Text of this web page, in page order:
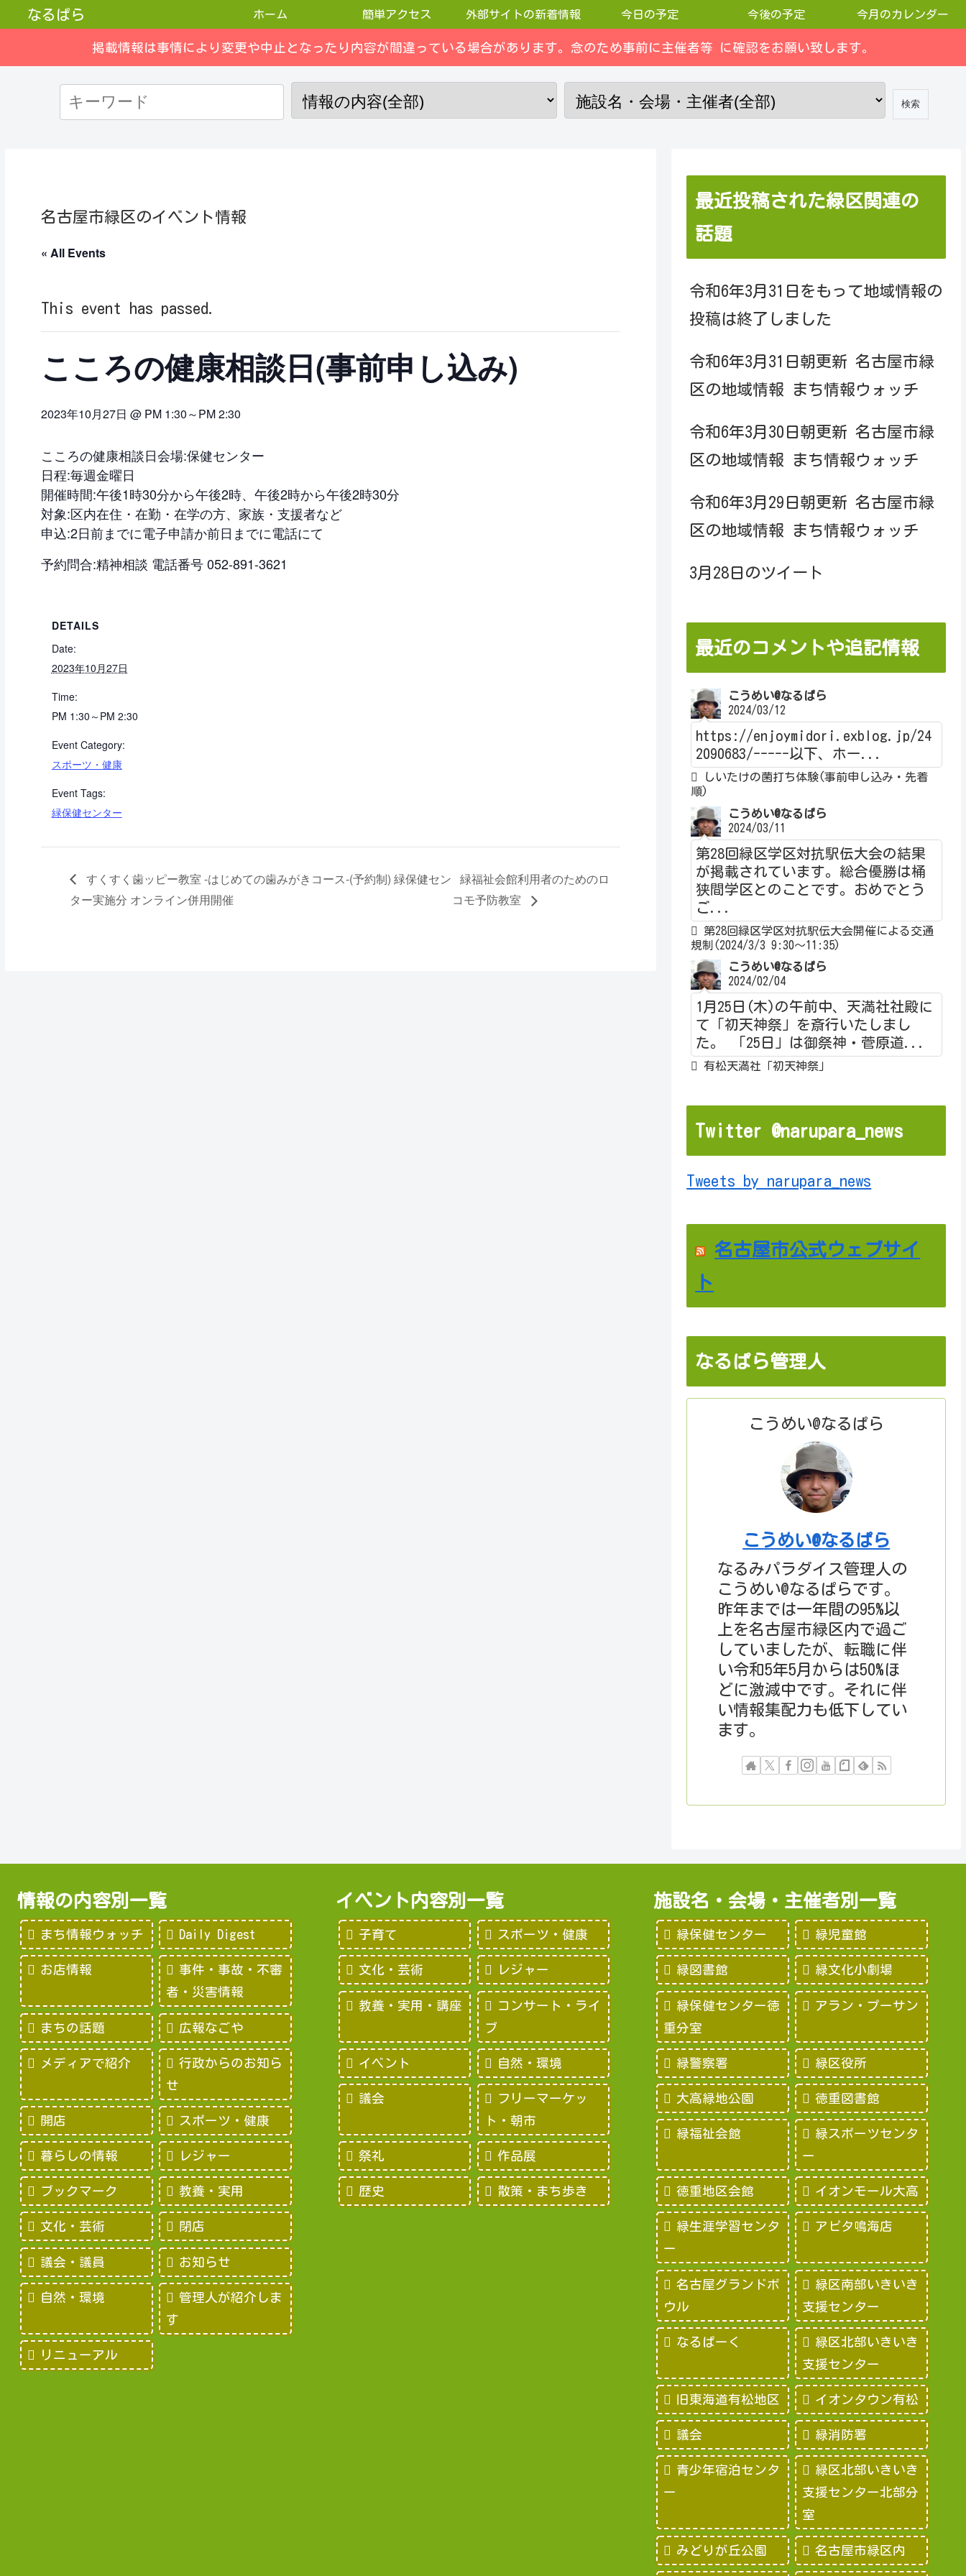
なるぱら ホーム 簡単アクセス 外部サイトの新着情報 今日の予定 今後の予定 今月のカレンダー
掲載情報は事情により変更や中止となったり内容が間違っている場合があります。念のため事前に主催者等 に確認をお願い致します。
名古屋市緑区のイベント情報
« All Events
This event has passed.
こころの健康相談日(事前申し込み)
2023年10月27日 @ PM 1:30～PM 2:30
こころの健康相談日会場:保健センター
日程:毎週金曜日
開催時間:午後1時30分から午後2時、午後2時から午後2時30分
対象:区内在住・在勤・在学の方、家族・支援者など
申込:2日前までに電子申請か前日までに電話にて
予約問合:精神相談 電話番号 052-891-3621
DETAILS
Date:
2023年10月27日
Time:
PM 1:30～PM 2:30
Event Category:
スポーツ・健康
Event Tags:
緑保健センター
すくすく歯ッピー教室 -はじめての歯みがきコース-(予約制) 緑保健セン
ター実施分 オンライン併用開催
緑福祉会館利用者のためのロ
コモ予防教室
最近投稿された緑区関連の
話題
令和6年3月31日をもって地域情報の
投稿は終了しました
令和6年3月31日朝更新 名古屋市緑
区の地域情報 まち情報ウォッチ
令和6年3月30日朝更新 名古屋市緑
区の地域情報 まち情報ウォッチ
令和6年3月29日朝更新 名古屋市緑
区の地域情報 まち情報ウォッチ
3月28日のツイート
最近のコメントや追記情報
こうめい@なるぱら
2024/03/12
https://enjoymidori.exblog.jp/24
2090683/-----以下、ホー...
しいたけの菌打ち体験(事前申し込み・先着
順)
こうめい@なるぱら
2024/03/11
第28回緑区学区対抗駅伝大会の結果
が掲載されています。総合優勝は桶
狭間学区とのことです。おめでとう
ご...
第28回緑区学区対抗駅伝大会開催による交通
規制(2024/3/3 9:30～11:35)
こうめい@なるぱら
2024/02/04
1月25日(木)の午前中、天満社社殿に
て「初天神祭」を斎行いたしまし
た。 「25日」は御祭神・菅原道...
有松天満社「初天神祭」
Twitter @narupara_news
Tweets by narupara_news
名古屋市公式ウェブサイ
ト
なるぱら管理人
こうめい@なるぱら
こうめい@なるぱら
なるみパラダイス管理人の
こうめい@なるぱらです。
昨年までは一年間の95%以
上を名古屋市緑区内で過ご
していましたが、転職に伴
い令和5年5月からは50%ほ
どに激減中です。それに伴
い情報集配力も低下してい
ます。
情報の内容別一覧
まち情報ウォッチ Daily Digest
お店情報
事件・事故・不審
者・災害情報
まちの話題 広報なごや
メディアで紹介
行政からのお知ら
せ
開店 スポーツ・健康
暮らしの情報 レジャー
ブックマーク 教養・実用
文化・芸術 閉店
議会・議員 お知らせ
自然・環境
管理人が紹介しま
す
リニューアル
イベント内容別一覧
子育て スポーツ・健康
文化・芸術 レジャー
教養・実用・講座
コンサート・ライ
ブ
イベント 自然・環境
議会
フリーマーケッ
ト・朝市
祭礼 作品展
歴史 散策・まち歩き
施設名・会場・主催者別一覧
緑保健センター 緑児童館
緑図書館 緑文化小劇場
緑保健センター徳
重分室
アラン・プーサン
緑警察署 緑区役所
大高緑地公園 徳重図書館
緑福祉会館
緑スポーツセンタ
ー
徳重地区会館 イオンモール大高
緑生涯学習センタ
ー
アピタ鳴海店
名古屋グランドボ
ウル
緑区南部いきいき
支援センター
なるぱーく
緑区北部いきいき
支援センター
旧東海道有松地区 イオンタウン有松
議会 緑消防署
青少年宿泊センタ
ー
緑区北部いきいき
支援センター北部分
室
みどりが丘公園 名古屋市緑区内